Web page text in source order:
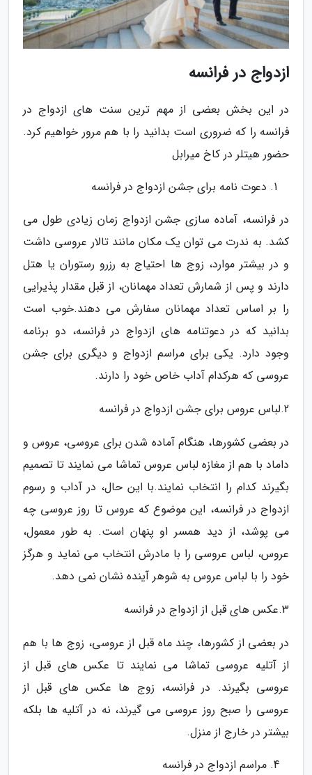
ازدواج در فرانسه
در این بخش بعضی از مهم ترین سنت های ازدواج در
فرانسه را که ضروری است بدانید را با هم مرور خواهیم کرد.
حضور هیتلر در کاخ میرابل
دعوت نامه برای جشن ازدواج در فرانسه
در فرانسه، آماده سازی جشن ازدواج زمان زیادی طول می
کشد. به ندرت می توان یک مکان مانند تالار عروسی داشت
و در بیشتر موارد، زوج ها احتیاج به رزرو رستوران یا هتل
دارند و پس از شمارش تعداد مهمانان، از قبل مقدار پذیرایی
را بر اساس تعداد مهمانان سفارش می دهند.خوب است
بدانید که در دعوتنامه های ازدواج در فرانسه، دو برنامه
وجود دارد. یکی برای مراسم ازدواج و دیگری برای جشن
عروسی که هرکدام آداب خاص خود را دارند.
2.لباس عروس برای جشن ازدواج در فرانسه
در بعضی کشورها، هنگام آماده شدن برای عروسی، عروس و
داماد با هم از مغازه لباس عروس تماشا می نمایند تا تصمیم
بگیرند کدام را انتخاب نمایند.با این حال، در آداب و رسوم
ازدواج در فرانسه، این موضوع که عروس تا روز عروسی چه
می پوشد، از دید همسر او پنهان است. به طور معمول،
عروس، لباس عروسی را با مادرش انتخاب می نماید و هرگز
خود را با لباس عروس به شوهر آینده نشان نمی دهد.
3.عکس های قبل از ازدواج در فرانسه
در بعضی از کشورها، چند ماه قبل از عروسی، زوج ها با هم
از آتلیه عروسی تماشا می نمایند تا عکس های قبل از
عروسی بگیرند. در فرانسه، زوج ها عکس های قبل از
عروسی را صبح روز عروسی می گیرند، نه در آتلیه ها بلکه
بیشتر در خارج از منزل.
مراسم ازدواج در فرانسه